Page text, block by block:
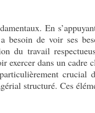
En
de voir ses
du travail
exercer dans un cadre
crucial
structuré. Ces